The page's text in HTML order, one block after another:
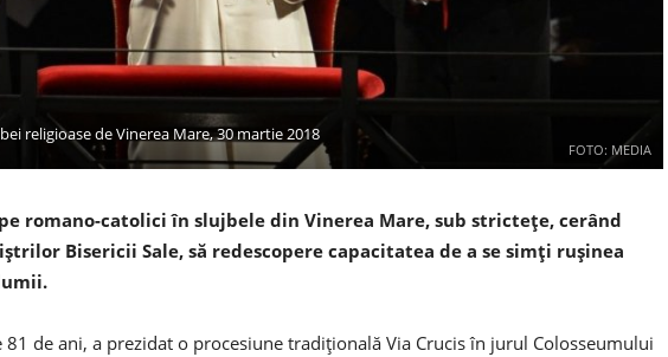
FOTO: MEDIA
religioase de Vinerea Mare, 30 martie 2018
pe romano-catolici în slujbele din Vinerea Mare, sub strictețe, cerând
Bisericii Sale, să redescopere capacitatea de a se simți rușinea
81 de ani, a prezidat o procesiune tradițională Via Crucis în jurul Colosseumului